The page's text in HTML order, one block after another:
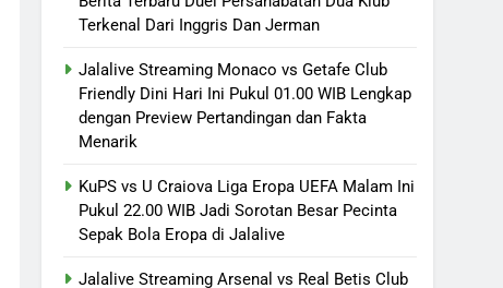
Terkenal Dari Inggris Dan Jerman
Jalalive Streaming Monaco vs Getafe Club
Friendly Dini Hari Ini Pukul 01.00 WIB Lengkap
dengan Preview Pertandingan dan Fakta
Menarik
KuPS vs U Craiova Liga Eropa UEFA Malam Ini
Pukul 22.00 WIB Jadi Sorotan Besar Pecinta
Sepak Bola Eropa di Jalalive
Jalalive Streaming Arsenal vs Real Betis Club